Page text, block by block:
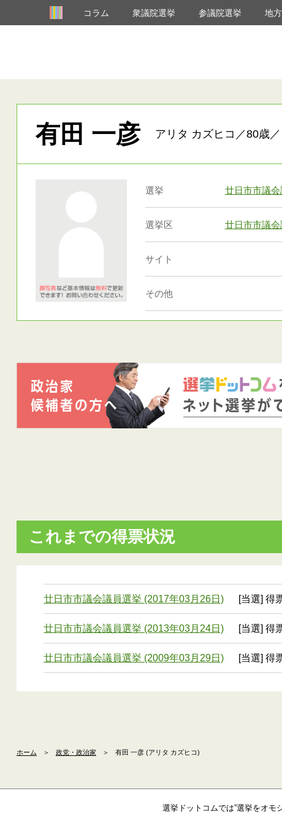
コラム 衆議院選挙 参議院選挙 地
有田 一彦 アリタ カズヒコ／80歳／
選挙 廿日市市議
選挙区 廿日市市議
サイト
その他
これまでの得票状況
廿日市市議会議員選挙 (2017年03月26日) [当選] 得
廿日市市議会議員選挙 (2013年03月24日) [当選] 得
廿日市市議会議員選挙 (2009年03月29日) [当選] 得
ホーム ＞ 政党・政治家 ＞ 有田 一彦 (アリタ カズヒコ)
選挙ドットコムでは”選挙をオモ